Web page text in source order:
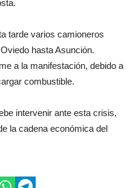
tarde varios camioneros
hasta Asunción.
a la manifestación, debido a
combustible.
intervenir ante esta crisis,
la cadena económica del